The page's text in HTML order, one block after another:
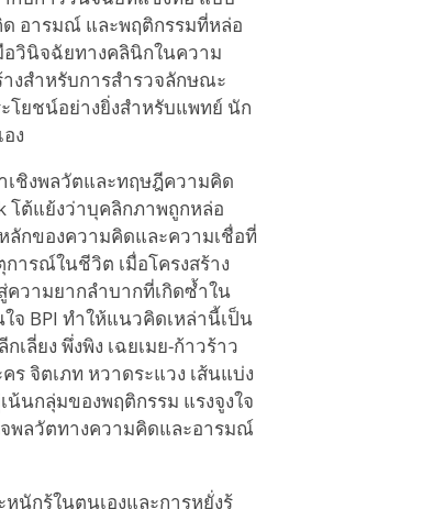
อารมณ์ และพฤติกรรมที่หล่อ
อวินิจฉัยทางคลินิกในความ
งสำหรับการสำรวจลักษณะ
โยชน์อย่างยิ่งสำหรับแพทย์ นัก
ง
ชิงพลวัตและทฤษฎีความคิด
โต้แย้งว่าบุคลิกภาพถูกหล่อ
กของความคิดและความเชื่อที่
ารณ์ในชีวิต เมื่อโครงสร้าง
วามยากลำบากที่เกิดซ้ำใน
BPI ทำให้แนวคิดเหล่านี้เป็น
ลี่ยง พึ่งพิง เฉยเมย-ก้าวร้าว
ร จิตเภท หวาดระแวง เส้นแบ่ง
นกลุ่มของพฤติกรรม แรงจูงใจ
พลวัตทางความคิดและอารมณ์
นักรู้ในตนเองและการหยั่งรู้